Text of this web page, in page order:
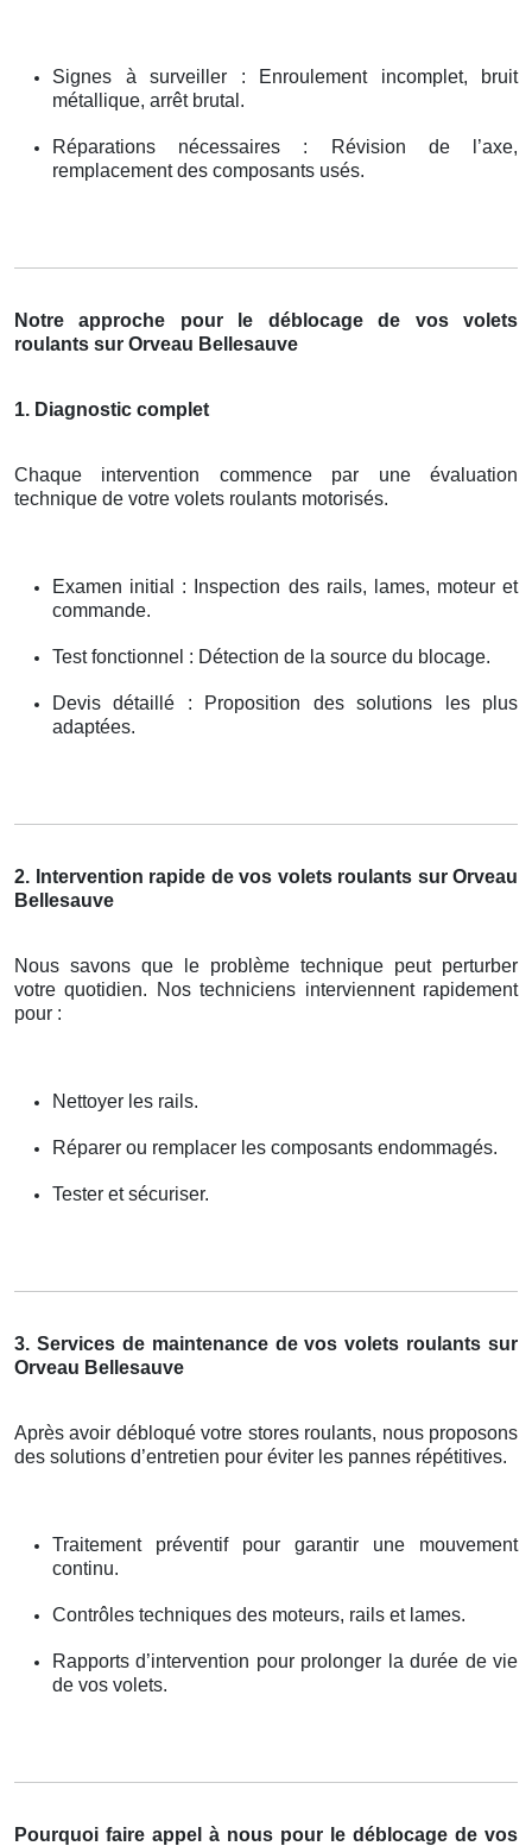
Signes à surveiller : Enroulement incomplet, bruit
métallique, arrêt brutal.
Réparations nécessaires : Révision de l’axe,
remplacement des composants usés.
Notre approche pour le déblocage de vos volets
roulants sur Orveau Bellesauve
1. Diagnostic complet
Chaque intervention commence par une évaluation
technique de votre volets roulants motorisés.
Examen initial : Inspection des rails, lames, moteur et
commande.
Test fonctionnel : Détection de la source du blocage.
Devis détaillé : Proposition des solutions les plus
adaptées.
2. Intervention rapide de vos volets roulants sur Orveau
Bellesauve
Nous savons que le problème technique peut perturber
votre quotidien. Nos techniciens interviennent rapidement
pour :
Nettoyer les rails.
Réparer ou remplacer les composants endommagés.
Tester et sécuriser.
3. Services de maintenance de vos volets roulants sur
Orveau Bellesauve
Après avoir débloqué votre stores roulants, nous proposons
des solutions d’entretien pour éviter les pannes répétitives.
Traitement préventif pour garantir une mouvement
continu.
Contrôles techniques des moteurs, rails et lames.
Rapports d’intervention pour prolonger la durée de vie
de vos volets.
Pourquoi faire appel à nous pour le déblocage de vos